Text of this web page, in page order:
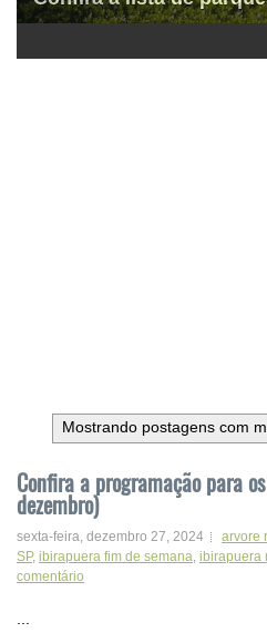
Mostrando postagens com
Confira a programação para
dezembro)
sexta-feira, dezembro 27, 2024 arvore
SP, ibirapuera fim de semana ibirapuera
comentário